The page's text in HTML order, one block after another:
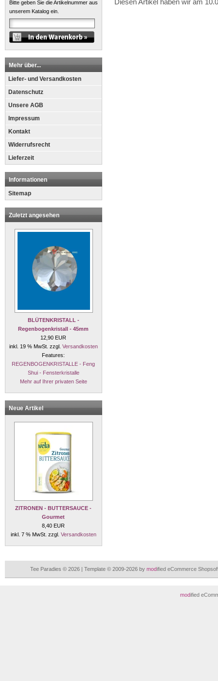
Bitte geben Sie die Artikelnummer aus
unserem Katalog ein.
Mehr über...
Liefer- und Versandkosten
Datenschutz
Unsere AGB
Impressum
Kontakt
Widerrufsrecht
Lieferzeit
Informationen
Sitemap
Zuletzt angesehen
BLÜTENKRISTALL -
Regenbogenkristall - 45mm
12,90 EUR
inkl. 19 % MwSt. zzgl. Versandkosten
Features:
REGENBOGENKRISTALLE - Feng
Shui - Fensterkristalle
Mehr auf Ihrer privaten Seite
Neue Artikel
ZITRONEN - BUTTERSAUCE -
Gourmet
8,40 EUR
inkl. 7 % MwSt. zzgl. Versandkosten
Diesen Artikel haben wir am
Tee Paradies © 2026 | Template © 2009-2026 by modified eCommerce
modified